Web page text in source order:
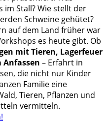
im Stall? Wie stellt der
Schweine gehütet?
auf dem Land früher war
es heute gibt. Ob
mit Tieren, Lagerfeuer
– Erfahrt in
die nicht nur Kinder
Familie eine
Tieren, Pflanzen und
vermitteln.